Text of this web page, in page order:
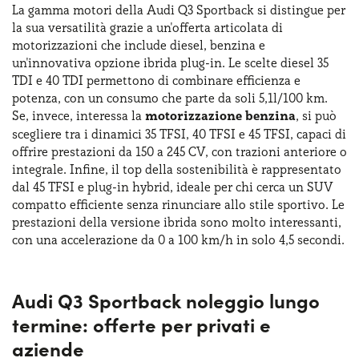
La gamma motori della Audi Q3 Sportback si distingue per
la sua versatilità grazie a un'offerta articolata di
motorizzazioni che include diesel, benzina e
un'innovativa opzione ibrida plug-in. Le scelte diesel 35
TDI e 40 TDI permettono di combinare efficienza e
potenza, con un consumo che parte da soli 5,1l/100 km.
Se, invece, interessa la motorizzazione benzina, si può
scegliere tra i dinamici 35 TFSI, 40 TFSI e 45 TFSI, capaci di
offrire prestazioni da 150 a 245 CV, con trazioni anteriore o
integrale. Infine, il top della sostenibilità è rappresentato
dal 45 TFSI e plug-in hybrid, ideale per chi cerca un SUV
compatto efficiente senza rinunciare allo stile sportivo. Le
prestazioni della versione ibrida sono molto interessanti,
con una accelerazione da 0 a 100 km/h in solo 4,5 secondi.
Audi Q3 Sportback noleggio lungo
termine: offerte per privati e
aziende